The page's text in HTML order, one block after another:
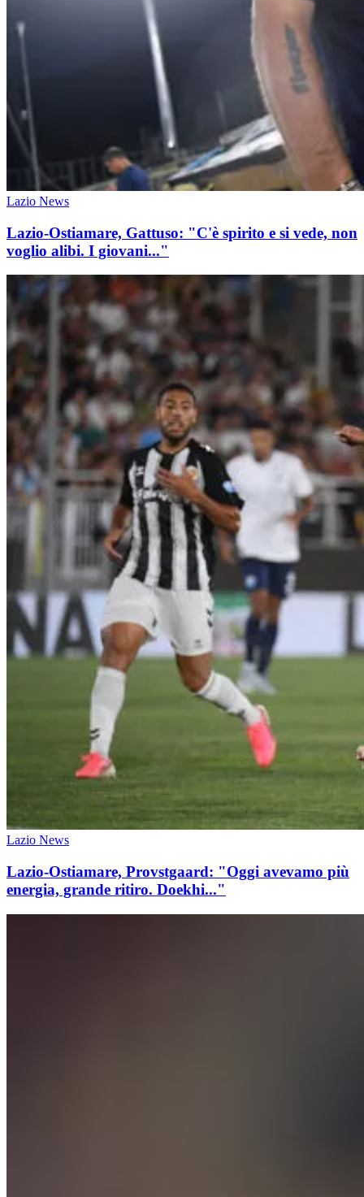
Lazio News
Lazio-Ostiamare, Gattuso: "C'è spirito e si vede, non
voglio alibi. I giovani..."
Lazio News
Lazio-Ostiamare, Provstgaard: "Oggi avevamo più
energia, grande ritiro. Doekhi..."